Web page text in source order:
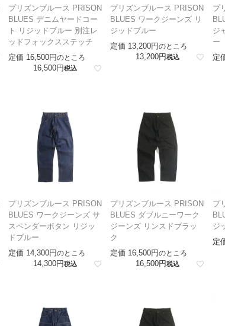
プリズンブルース PRISON
BLUES デニムヤードコー
ト リジッドブルー 別注レ
ッドフォックスステッチ
定価 16,500 のところ
16,500 税込
プリズンブルース PRISON
BLUES ワークジーンズ リ
ジッドブルー
定価 13,200 のところ
13,200 税込
プ
ジ
ー
定
プリズンブルース PRISON
BLUES ワークジーンズ サ
スペンダーボタン リジッ
ドブルー
定価 14,300 のところ
14,300 税込
プリズンブルース PRISON
BLUES ダブルニーワーク
ジーンズ リンスドブラッ
ク
定価 16,500 のところ
16,500 税込
プ
ジ
定